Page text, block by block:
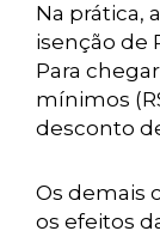
Na prática,
isenção de
Para
mínimos
desconto
Os demais
os efeitos